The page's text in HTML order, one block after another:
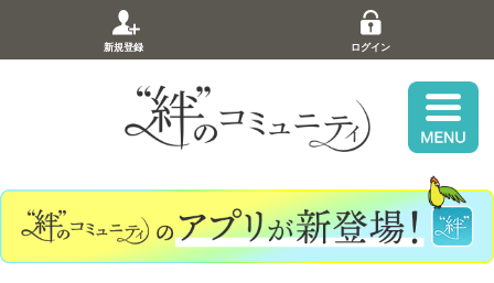
新規登録 ログイン